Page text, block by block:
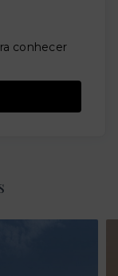
conhecer